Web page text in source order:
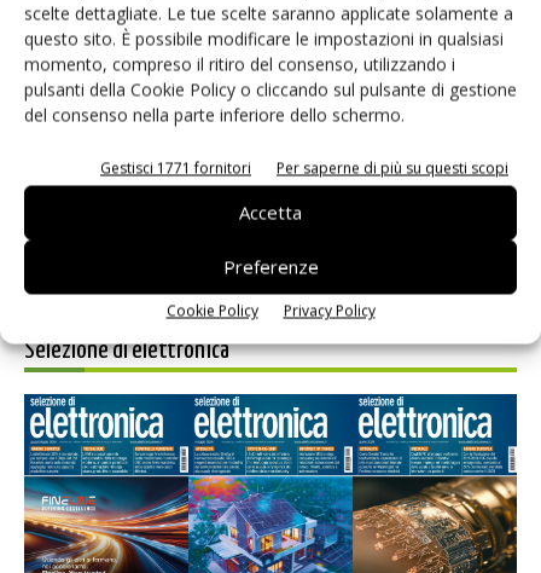
scelte dettagliate. Le tue scelte saranno applicate solamente a
questo sito. È possibile modificare le impostazioni in qualsiasi
momento, compreso il ritiro del consenso, utilizzando i
pulsanti della Cookie Policy o cliccando sul pulsante di gestione
del consenso nella parte inferiore dello schermo.
Gestisci 1771 fornitori Per saperne di più su questi scopi
Accetta
Preferenze
Cookie Policy Privacy Policy
Salva il mio nome, email e sito web in questo browser per i
prossimi commenti.
Selezione di elettronica